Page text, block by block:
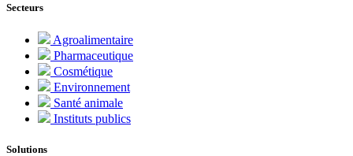
Secteurs
Agroalimentaire
Pharmaceutique
Cosmétique
Environnement
Santé animale
Instituts publics
Solutions